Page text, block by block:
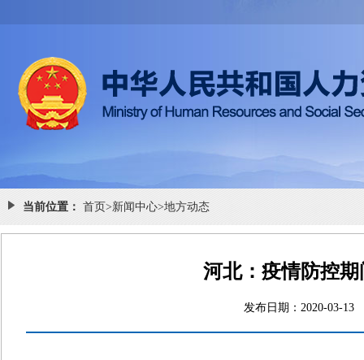
当前位置： 首页>新闻中心>地方动态
河北：疫情防控
发布日期：